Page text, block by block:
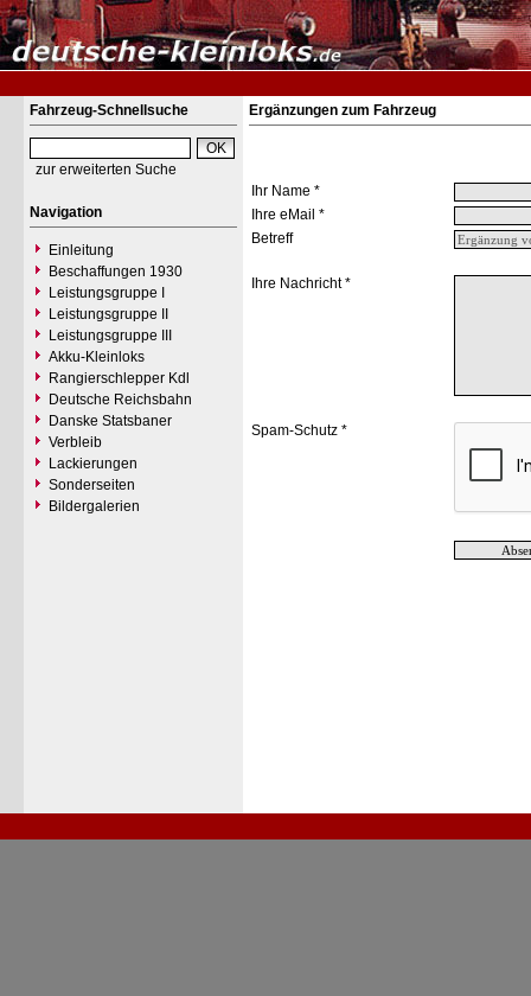
Fahrzeug-Schnellsuche
zur erweiterten Suche
Navigation
Einleitung
Beschaffungen 1930
Leistungsgruppe I
Leistungsgruppe II
Leistungsgruppe III
Akku-Kleinloks
Rangierschlepper Kdl
Deutsche Reichsbahn
Danske Statsbaner
Verbleib
Lackierungen
Sonderseiten
Bildergalerien
Ergänzungen zum Fahrzeug
Ihr Name *
Ihre eMail *
Betreff
Ihre Nachricht *
Spam-Schutz *